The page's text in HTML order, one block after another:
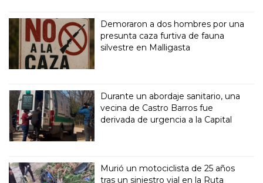
Demoraron a dos hombres por una
presunta caza furtiva de fauna
silvestre en Malligasta
Durante un abordaje sanitario, una
vecina de Castro Barros fue
derivada de urgencia a la Capital
Murió un motociclista de 25 años
tras un siniestro vial en la Ruta